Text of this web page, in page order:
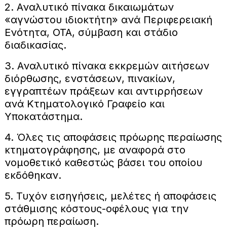
2. Αναλυτικό πίνακα δικαιωμάτων
«αγνώστου ιδιοκτήτη» ανά Περιφερειακή
Ενότητα, ΟΤΑ, σύμβαση και στάδιο
διαδικασίας.
3. Αναλυτικό πίνακα εκκρεμών αιτήσεων
διόρθωσης, ενστάσεων, πινακίων,
εγγραπτέων πράξεων και αντιρρήσεων
ανά Κτηματολογικό Γραφείο και
Υποκατάστημα.
4. Όλες τις αποφάσεις πρόωρης περαίωσης
κτηματογράφησης, με αναφορά στο
νομοθετικό καθεστώς βάσει του οποίου
εκδόθηκαν.
5. Τυχόν εισηγήσεις, μελέτες ή αποφάσεις
στάθμισης κόστους-οφέλους για την
πρόωρη περαίωση.